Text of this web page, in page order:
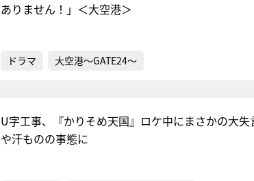
ありません！」＜大空港＞
ドラマ 大空港～GATE24～
U字工事、『かりそめ天国』ロケ中にまさかの大
や汗ものの事態に